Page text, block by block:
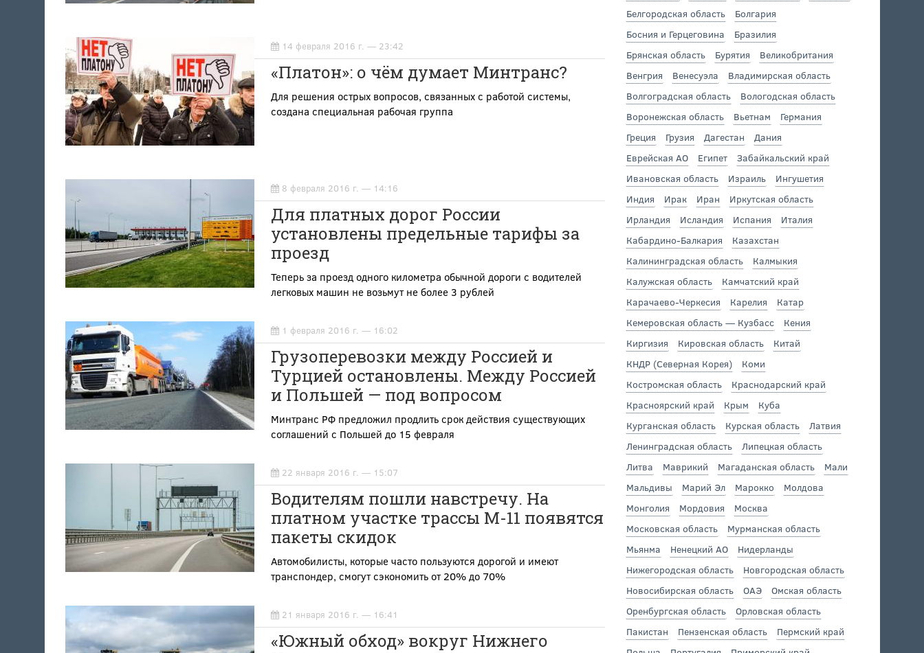
14 февраля 2016 г. — 23:42
«Платон»: о чём думает Минтранс?
Для решения острых вопросов, связанных с работой системы,
создана специальная рабочая группа
8 февраля 2016 г. — 14:16
Для платных дорог России
установлены предельные тарифы за
проезд
Теперь за проезд одного километра обычной дороги с водителей
легковых машин не возьмут не более 3 рублей
1 февраля 2016 г. — 16:02
Грузоперевозки между Россией и
Турцией остановлены. Между Россией
и Польшей — под вопросом
Минтранс РФ предложил продлить срок действия существующих
соглашений c Польшей до 15 февраля
22 января 2016 г. — 15:07
Водителям пошли навстречу. На
платном участке трассы М-11 появятся
пакеты скидок
Автомобилисты, которые часто пользуются дорогой и имеют
транспондер, смогут сэкономить от 20% до 70%
21 января 2016 г. — 16:41
«Южный обход» вокруг Нижнего
Белгородская область
Болгария
Босния и Герцеговина
Бразилия
Брянская область
Бурятия
Великобритания
Венгрия
Венесуэла
Владимирская область
Волгоградская область
Вологодская область
Воронежская область
Вьетнам
Германия
Греция
Грузия Дагестан
Дания
Еврейская АО
Египет
Забайкальский край
Ивановская область
Израиль
Ингушетия
Индия
Ирак Иран
Иркутская область
Ирландия
Исландия Испания
Италия
Кабардино-Балкария
Казахстан
Калининградская область
Калмыкия
Калужская область
Камчатский край
Карачаево-Черкесия
Карелия
Катар
Кемеровская область — Кузбасс
Кения
Киргизия
Кировская область
Китай
КНДР (Северная Корея)
Коми
Костромская область
Краснодарский край
Красноярский край
Крым
Куба
Курганская область
Курская область
Латвия
Ленинградская область
Липецкая область
Литва
Маврикий Магаданская область
Мали
Мальдивы
Марий Эл Марокко
Молдова
Монголия
Мордовия
Москва
Московская область
Мурманская область
Мьянма
Ненецкий АО
Нидерланды
Нижегородская область
Новгородская область
Новосибирская область
ОАЭ
Омская область
Оренбургская область
Орловская область
Пакистан
Пензенская область
Пермский край